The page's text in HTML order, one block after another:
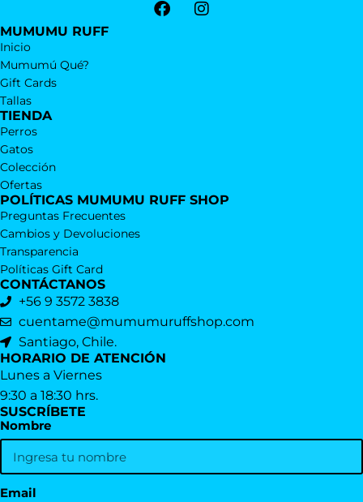
MUMUMU RUFF
Inicio
Mumumú Qué?
Gift Cards
Tallas
TIENDA
Perros
Gatos
Colección
Ofertas
POLÍTICAS MUMUMU RUFF SHOP
Preguntas Frecuentes
Cambios y Devoluciones
Transparencia
Políticas Gift Card
CONTÁCTANOS
+56 9 3572 3838
cuentame@mumumuruffshop.com
Santiago, Chile.
HORARIO DE ATENCIÓN
Lunes a Viernes
9:30 a 18:30 hrs.
SUSCRÍBETE
Nombre
Email